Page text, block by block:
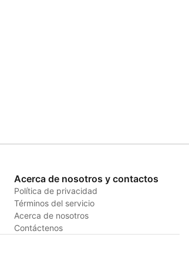
Acerca de nosotros y contactos
Política de privacidad
Términos del servicio
Acerca de nosotros
Contáctenos